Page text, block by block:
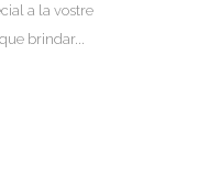
a la vostre
brindar...